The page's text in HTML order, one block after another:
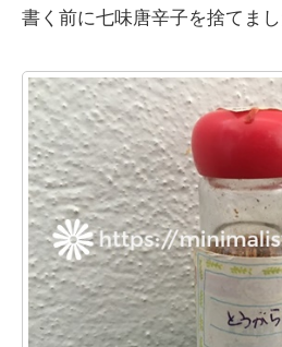
書く前に七味唐辛子を捨てまし